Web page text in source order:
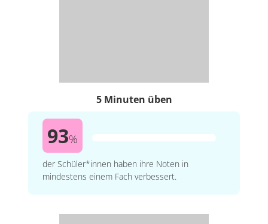
5 Minuten üben
93%
der Schüler*innen haben ihre Noten in
mindestens einem Fach verbessert.